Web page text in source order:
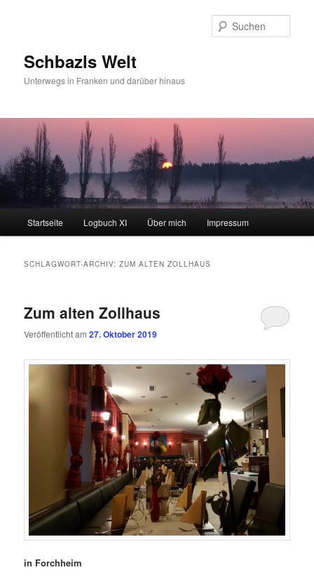
Schbazls Welt
Unterwegs in Franken und darüber hinaus
Startseite Logbuch XI Über mich Impressum
SCHLAGWORT-ARCHIV:ZUM ALTEN ZOLLHAUS
Zum alten Zollhaus
Veröffentlicht am27. Oktober 2019
in Forchheim